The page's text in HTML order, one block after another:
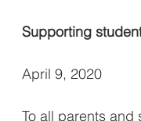
Supporting
April 9, 2020
To all parents and